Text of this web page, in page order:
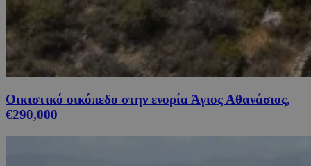
Οικιστικό οικόπεδο στην ενορία Άγιος Αθανάσιος,
€290,000